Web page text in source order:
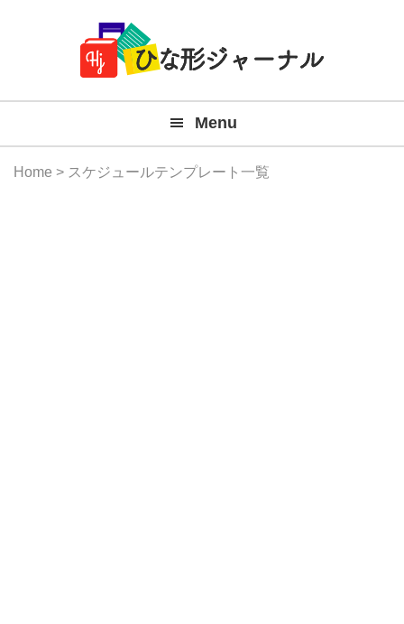
Navigation
料
テ
Menu
Home > スケジュールテンプレート一覧